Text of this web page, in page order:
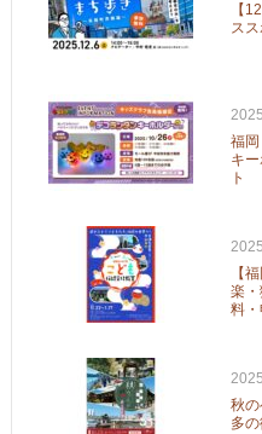
【
ス
福
キ
ト
【
楽
料
秋
多